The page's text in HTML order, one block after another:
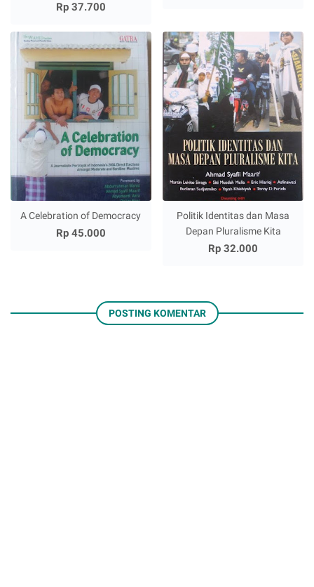
Rp 37.700
A Celebration of Democracy
Rp 45.000
Politik Identitas dan Masa
Depan Pluralisme Kita
Rp 32.000
POSTING KOMENTAR